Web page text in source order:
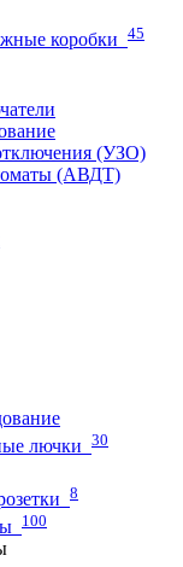
коробки
45
(УЗО)
(АВДТ)
лючки
30
8
100